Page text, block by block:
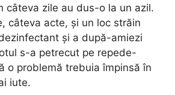
câteva zile au dus-o la un azil.
câteva acte, și un loc străin
și a după-amiezi
s-a petrecut pe repede-
o problemă trebuia împinsă în
iute.